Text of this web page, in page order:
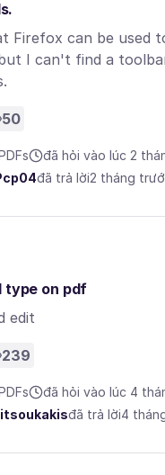
Firefox can be used
I can't find a
50
PDFs
đã hỏi vào lúc 2
đã trả lời2 tháng
type on pdf
edit
239
PDFs
đã hỏi vào lúc 4
đã trả lời4